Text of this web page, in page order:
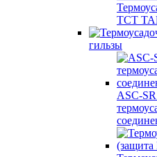
TCT
гильзы